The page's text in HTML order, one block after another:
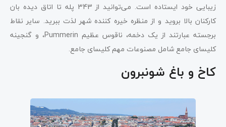
زیبایی خود ایستاده است. می‌توانید از 343 پله تا اتاق دیده بان
کارکنان بالا بروید و از منظره خیره کننده شهر لذت ببرید. سایر نقاط
برجسته عبارتند از یک دخمه، ناقوس عظیم Pummerin، و گنجینه
کلیسای جامع شامل مصنوعات مهم کلیسای جامع.
کاخ و باغ شونبرون